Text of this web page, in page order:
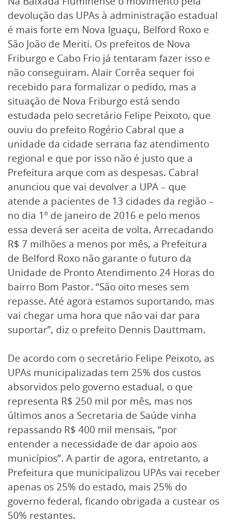
devolução das UPAs à administração estadual
é mais forte em Nova Iguaçu, Belford Roxo e
São João de Meriti. Os prefeitos de Nova
Friburgo e Cabo Frio já tentaram fazer isso e
não conseguiram. Alair Corrêa sequer foi
recebido para formalizar o pedido, mas a
situação de Nova Friburgo está sendo
estudada pelo secretário Felipe Peixoto, que
ouviu do prefeito Rogério Cabral que a
unidade da cidade serrana faz atendimento
regional e que por isso não é justo que a
Prefeitura arque com as despesas. Cabral
anunciou que vai devolver a UPA – que
atende a pacientes de 13 cidades da região –
no dia 1º de janeiro de 2016 e pelo menos
essa deverá ser aceita de volta. Arrecadando
R$ 7 milhões a menos por mês, a Prefeitura
de Belford Roxo não garante o futuro da
Unidade de Pronto Atendimento 24 Horas do
bairro Bom Pastor. “São oito meses sem
repasse. Até agora estamos suportando, mas
vai chegar uma hora que não vai dar para
suportar”, diz o prefeito Dennis Dauttmam.
De acordo com o secretário Felipe Peixoto, as
UPAs municipalizadas tem 25% dos custos
absorvidos pelo governo estadual, o que
representa R$ 250 mil por mês, mas nos
últimos anos a Secretaria de Saúde vinha
repassando R$ 400 mil mensais, “por
entender a necessidade de dar apoio aos
municípios”. A partir de agora, entretanto, a
Prefeitura que municipalizou UPAs vai receber
apenas os 25% do estado, mais 25% do
governo federal, ficando obrigada a custear os
50% restantes.